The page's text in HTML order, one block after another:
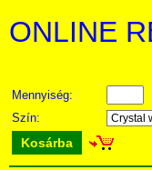
ONLINE
Mennyiség:
Szín:
Kosárba